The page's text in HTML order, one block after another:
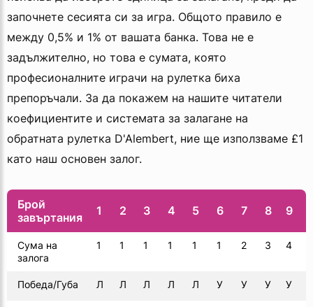
започнете сесията си за игра. Общото правило е
между 0,5% и 1% от вашата банка. Това не е
задължително, но това е сумата, която
професионалните играчи на рулетка биха
препоръчали. За да покажем на нашите читатели
коефициентите и системата за залагане на
обратната рулетка D'Alembert, ние ще използваме £1
като наш основен залог.
Брой
завъртания
1 2 3 4 5 6 7 8 9
Сума на
залога
1 1 1 1 1 1 2 3 4
Победа/Губа Л Л Л Л Л У У У У